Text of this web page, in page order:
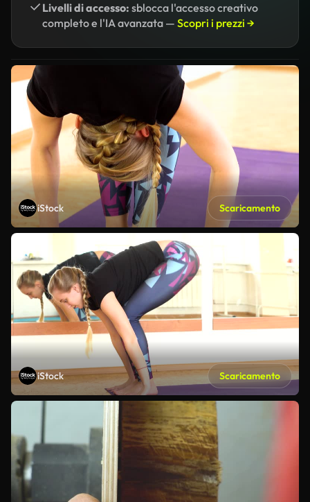
Livelli di accesso: sblocca l'accesso creativo
completo e l'IA avanzata — Scopri i prezzi →
iStock Scaricamento
iStock Scaricamento